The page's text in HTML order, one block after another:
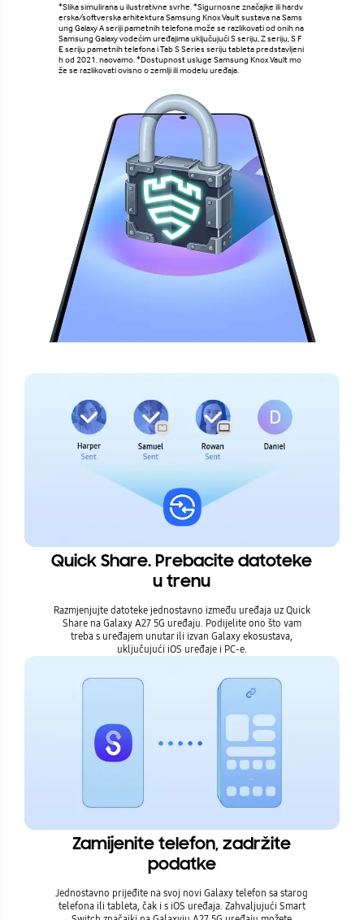
*Slika simulirana u ilustrativne svrhe. *Sigurnosne značajke ili hardv
erska/softverska arhitektura Samsung Knox Vault sustava na Sams
ung Galaxy A seriji pametnih telefona može se razlikovati od onih na
Samsung Galaxy vodećim uređajima uključujući S seriju, Z seriju, S F
E seriju pametnih telefona i Tab S Series seriju tableta predstavljeni
h od 2021. naovamo. *Dostupnost usluge Samsung Knox Vault mo
že se razlikovati ovisno o zemlji ili modelu uređaja.
Quick Share. Prebacite datoteke
u trenu
Razmjenjujte datoteke jednostavno između uređaja uz Quick
Share na Galaxy A27 5G uređaju. Podijelite ono što vam
treba s uređajem unutar ili izvan Galaxy ekosustava,
uključujući iOS uređaje i PC-e.
Zamijenite telefon, zadržite
podatke
Jednostavno prijeđite na svoj novi Galaxy telefon sa starog
telefona ili tableta, čak i s iOS uređaja. Zahvaljujući Smart